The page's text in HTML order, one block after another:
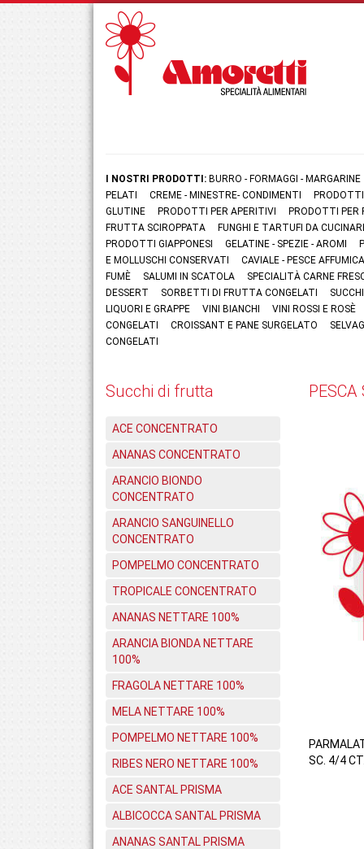
I NOSTRI PRODOTTI: BURRO - FORMAGGI - MARGARINE
PELATI
CREME - MINESTRE- CONDIMENTI
GLUTINE
PRODOTTI PER APERITIVI
PRODOTTI PER
FRUTTA SCIROPPATA
FUNGHI E TARTUFI DA
PRODOTTI GIAPPONESI
GELATINE - SPEZIE - AROMI
E MOLLUSCHI CONSERVATI
CAVIALE - PESCE
FUMÈ
SALUMI IN SCATOLA
SPECIALITÀ CARNE
DESSERT
SORBETTI DI FRUTTA CONGELATI
LIQUORI E GRAPPE
VINI BIANCHI
VINI ROSSI E ROSÈ
CONGELATI
CROISSANT E PANE SURGELATO
CONGELATI
Succhi di frutta
ACE CONCENTRATO
ANANAS CONCENTRATO
ARANCIO BIONDO
CONCENTRATO
ARANCIO SANGUINELLO
CONCENTRATO
POMPELMO CONCENTRATO
TROPICALE CONCENTRATO
ANANAS NETTARE 100%
ARANCIA BIONDA NETTARE
100%
FRAGOLA NETTARE 100%
MELA NETTARE 100%
POMPELMO NETTARE 100%
RIBES NERO NETTARE 100%
ACE SANTAL PRISMA
ALBICOCCA SANTAL PRISMA
ANANAS SANTAL PRISMA
SC. 4/4